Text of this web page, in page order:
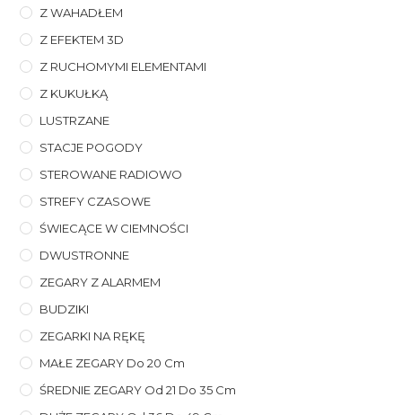
Z WAHADŁEM
Z EFEKTEM 3D
Z RUCHOMYMI ELEMENTAMI
Z KUKUŁKĄ
LUSTRZANE
STACJE POGODY
STEROWANE RADIOWO
STREFY CZASOWE
ŚWIECĄCE W CIEMNOŚCI
DWUSTRONNE
ZEGARY Z ALARMEM
BUDZIKI
ZEGARKI NA RĘKĘ
MAŁE ZEGARY Do 20 Cm
ŚREDNIE ZEGARY Od 21 Do 35 Cm